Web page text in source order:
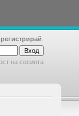
на сесията